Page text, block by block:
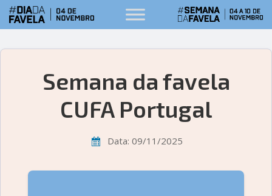
Semana da favela
CUFA Portugal
Data: 09/11/2025